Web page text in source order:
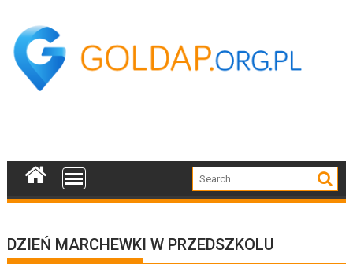
content
DZIEŃ MARCHEWKI W PRZEDSZKOLU